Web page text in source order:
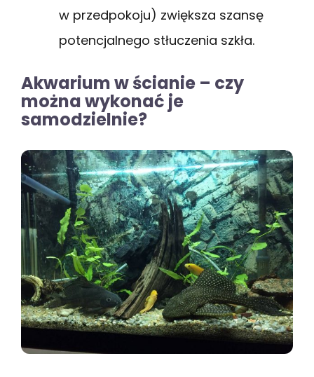
w przedpokoju) zwiększa szansę
potencjalnego stłuczenia szkła.
Akwarium w ścianie – czy
można wykonać je
samodzielnie?